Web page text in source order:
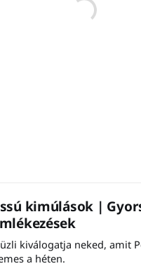
kimúlások |
kiválogatja neked, amit
a héten.